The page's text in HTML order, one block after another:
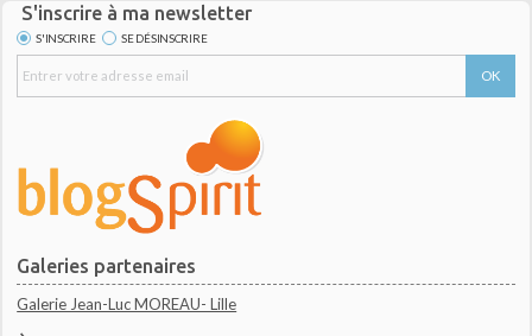
S'inscrire à ma newsletter
S'INSCRIRE SE DÉSINSCRIRE
Galeries partenaires
Galerie Jean-Luc MOREAU- Lille